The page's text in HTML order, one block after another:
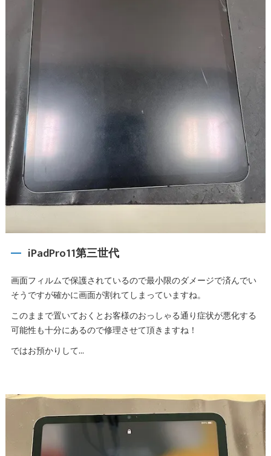
iPadPro11第三世代
画面フィルムで保護されているので最小限のダメージで済んでい
そうですが確かに画面が割れてしまっていますね。
このままで置いておくとお客様のおっしゃる通り症状が悪化する
可能性も十分にあるので修理させて頂きますね！
ではお預かりして…